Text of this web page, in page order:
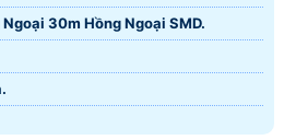
Ngoại 30m Hồng Ngoại SMD.